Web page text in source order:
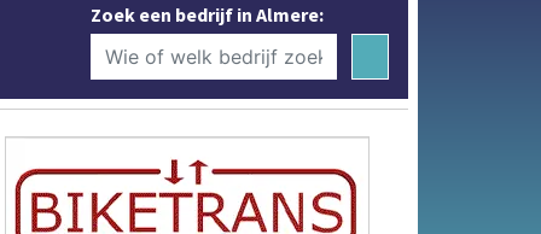
Zoek een bedrijf in Almere: